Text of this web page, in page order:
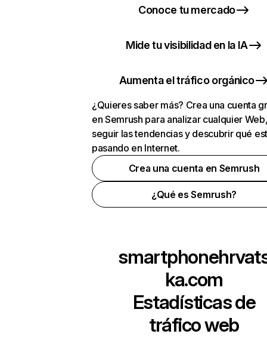
Conoce tu mercado
Mide tu visibilidad en la IA
Aumenta el tráfico orgánico
¿Quieres saber más? Crea una cuenta
en Semrush para analizar cualquier
seguir las tendencias y descubrir qué
pasando en Internet.
Crea una cuenta en Semrush
¿Qué es Semrush?
ka.com
Estadísticas de
tráfico web